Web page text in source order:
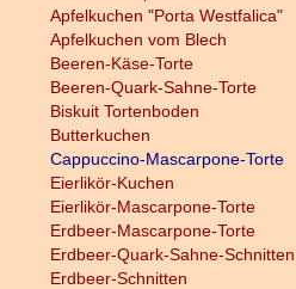
Apfelkuchen "Porta Westfalica"
Apfelkuchen vom Blech
Beeren-Käse-Torte
Beeren-Quark-Sahne-Torte
Biskuit Tortenboden
Butterkuchen
Cappuccino-Mascarpone-Torte
Eierlikör-Kuchen
Eierlikör-Mascarpone-Torte
Erdbeer-Mascarpone-Torte
Erdbeer-Quark-Sahne-Schnitten
Erdbeer-Schnitten